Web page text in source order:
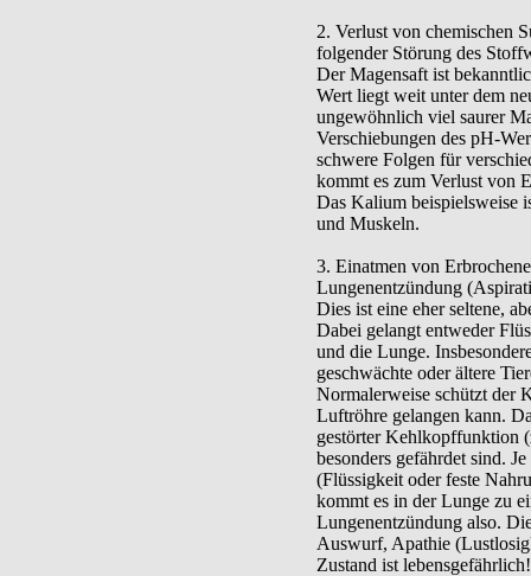
2. Verlust von chemischen
folgender Störung des
Der Magensaft ist
Wert liegt weit unter dem
ungewöhnlich viel saurer
Verschiebungen des pH-
schwere Folgen für
kommt es zum Verlust von
Das Kalium beispielsweise
und Muskeln.
3. Einatmen von
Lungenentzündung
Dies ist eine eher seltene,
Dabei gelangt entweder
und die Lunge.
geschwächte oder ältere
Normalerweise schützt der
Luftröhre gelangen kann.
gestörter Kehlkopffunktion
besonders gefährdet sind.
(Flüssigkeit oder feste
kommt es in der Lunge zu
Lungenentzündung also.
Auswurf, Apathie
Zustand ist lebensgefährlich!